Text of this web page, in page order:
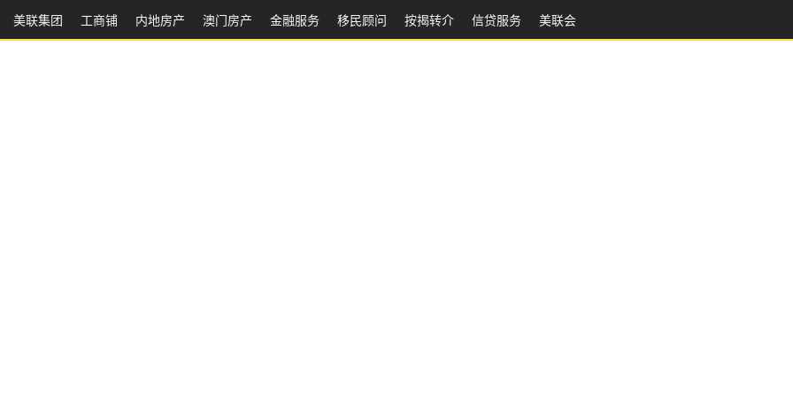
美联集团 工商铺 内地房产 澳⻔房产 金融服务 移民顾问 按揭转介 信贷服务 美联会